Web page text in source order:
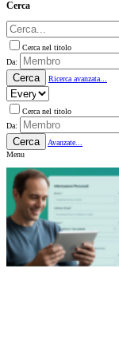
Cerca
Cerca nel titolo
Da:
Cerca Ricerca avanzata...
Cerca nel titolo
Da:
Cerca
Avanzate...
Menu